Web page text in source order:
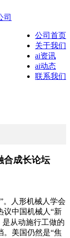
公司首页
关于我们
ai资讯
ai动态
联系我们
合成长论坛
人形机械人学会
议中国机械人“新
是从动施行工做的
。美国仍然是“焦